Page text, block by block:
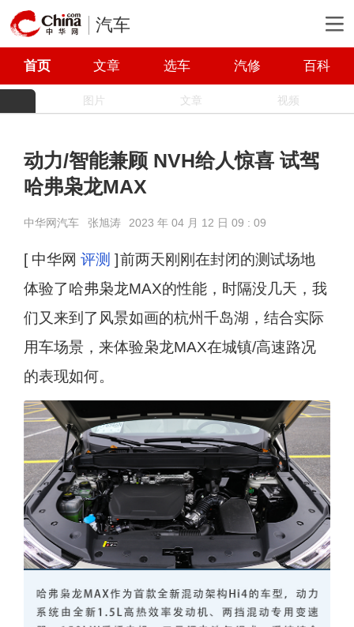
汽车
首页 文章 选车 汽修 百科
图片 文章 视频
动力/智能兼顾 NVH给人惊喜 试驾
哈弗枭龙MAX
中华网汽车 张旭涛 2023 年 04 月 12 日 09 : 09
[ 中华网 评测 ] 前两天刚刚在封闭的测试场地
体验了哈弗枭龙MAX的性能，时隔没几天，我
们又来到了风景如画的杭州千岛湖，结合实际
用车场景，来体验枭龙MAX在城镇/高速路况
的表现如何。